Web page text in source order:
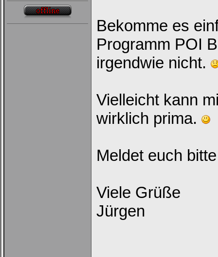
Loginbox
die
nachfolgenden
Felder
Deinen
ein,
um
Username:
Passwort:
Bekomme es
Programm POI
irgendwie nicht.
Vielleicht kann
wirklich prima.
Meldet euch
Viele Grüße
Jürgen